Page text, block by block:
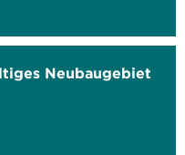
Neubaugebiet